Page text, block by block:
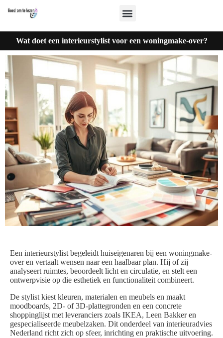
Wat doet een interieurstylist voor een woningmake-over?
Een interieurstylist begeleidt huiseigenaren bij een woningmake-
over en vertaalt wensen naar een haalbaar plan. Hij of zij
analyseert ruimtes, beoordeelt licht en circulatie, en stelt een
ontwerpvisie op die esthetiek en functionaliteit combineert.
De stylist kiest kleuren, materialen en meubels en maakt
moodboards, 2D- of 3D-plattegronden en een concrete
shoppinglijst met leveranciers zoals IKEA, Leen Bakker en
gespecialiseerde meubelzaken. Dit onderdeel van interieuradvies
Nederland richt zich op sfeer, inrichting en praktische uitvoering.